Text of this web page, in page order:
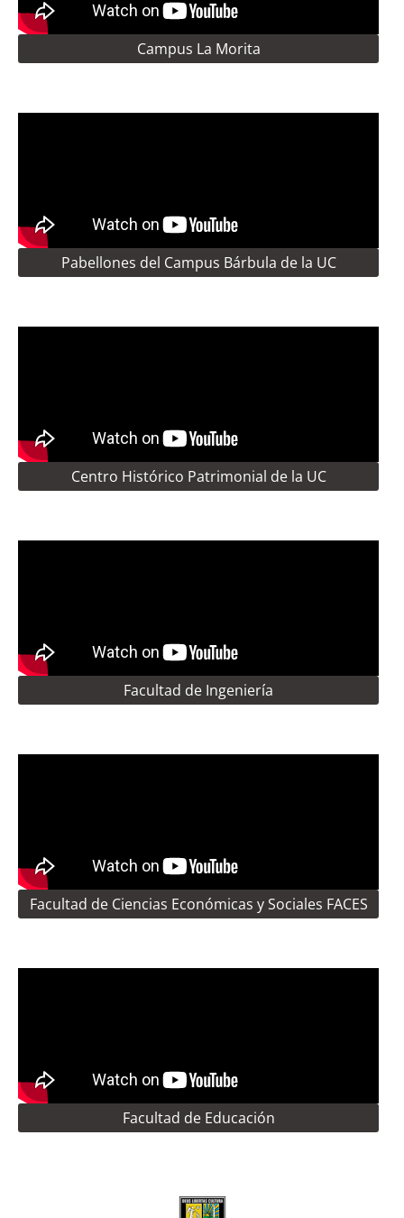
Campus La Morita
Pabellones del Campus Bárbula de la UC
Centro Histórico Patrimonial de la UC
Facultad de Ingeniería
Facultad de Ciencias Económicas y Sociales FACES
Facultad de Educación